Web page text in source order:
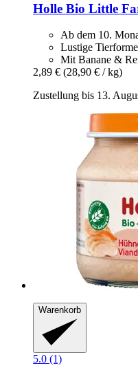
Holle Bio Little
Ab dem 10.
Lustige
Mit Banane &
2,89 € (28,90 € / kg)
Zustellung bis 13.
Warenkorb
5.0 (1)